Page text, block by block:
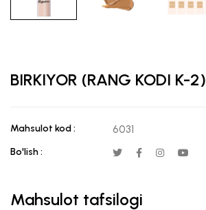
BIRKIYOR (RANG KODI K-2)
Mahsulot kod : 6031
Bo'lish :
Mahsulot tafsilogi